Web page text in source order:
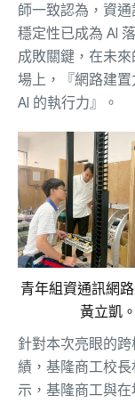
師一致認為，資
穩定性已成為 AI
成敗關鍵，在未
場上，『網路建
AI 的執行力』。
青年組資通訊網
黃立凱。
針對本次亮眼的
績，基隆商工校長
示，基隆商工與在